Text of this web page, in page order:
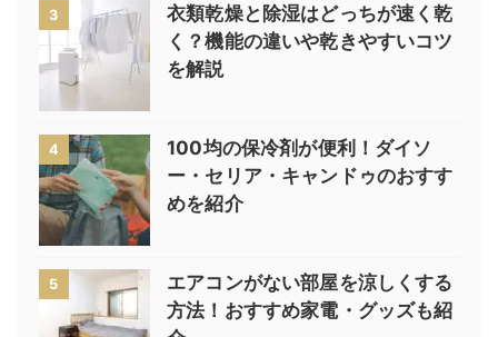
3
衣類乾燥と除湿はどっちが速く乾
く？機能の違いや乾きやすいコツ
を解説
4
100均の保冷剤が便利！ダイソ
ー・セリア・キャンドゥのおすす
めを紹介
5
エアコンがない部屋を涼しくする
方法！おすすめ家電・グッズも紹